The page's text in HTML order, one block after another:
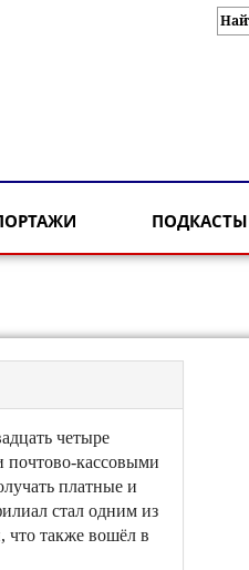
ПОДКАСТЫ
четыре
почтово-кассовыми
платные и
стал одним из
что также вошёл в